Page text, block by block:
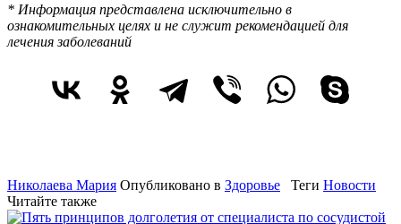
* Информация представлена исключительно в
ознакомительных целях и не служит рекомендацией для
лечения заболеваний
Николаева Мария Опубликовано в Здоровье Теги Новости
Читайте также